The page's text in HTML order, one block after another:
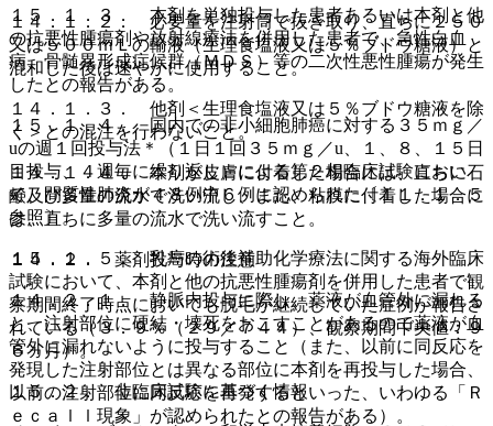
１５．１．３． 本剤を単独投与した患者あるいは本剤と他
の抗悪性腫瘍剤や放射線療法を併用した患者で、急性白血
病、骨髄異形成症候群（ＭＤＳ）等の二次性悪性腫瘍が発生
したとの報告がある。
１５．１．４． 国内での非小細胞肺癌に対する３５ｍｇ／
uの週１回投与法＊（１日１回３５ｍｇ／u、１、８、１５日
目投与、４週毎に繰り返し）による第２相臨床試験におい
て、間質性肺炎が４８例中６例に認められた〔１１．１．５
参照〕。
１５．１．５． 乳癌の術後補助化学療法に関する海外臨床
試験において、本剤と他の抗悪性腫瘍剤を併用した患者で観
察期間終了時点においても脱毛が継続していた症例が報告さ
れている（３．９％（２９／７４４）、観察期間中央値：９
６ヵ月）。
１５．２． 非臨床試験に基づく情報
１４．１．２． 必要量を注射筒で抜き取り、直ちに２５０
又は５００ｍＬの輸液（生理食塩液又は５％ブドウ糖液）と
混和した後は速やかに使用すること。
１４．１．３． 他剤＜生理食塩液又は５％ブドウ糖液を除
く＞との混注を行わないこと。
１４．１．４． 本剤が皮膚に付着した場合には、直ちに石
鹸及び多量の流水で洗い流し、また、粘膜に付着した場合に
は、直ちに多量の流水で洗い流すこと。
１４．２． 薬剤投与時の注意
１４．２．１． 静脈内投与に際し、薬液が血管外に漏れる
と、注射部位に硬結・壊死をおこすことがあるので薬液が血
管外に漏れないように投与すること（また、以前に同反応を
発現した注射部位とは異なる部位に本剤を再投与した場合、
以前の注射部位に同反応を再発するといった、いわゆる「Ｒ
ｅｃａｌｌ現象」が認められたとの報告がある）。